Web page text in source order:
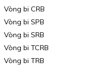
Vòng bi CRB
Vòng bi SPB
Vòng bi SRB
Vòng bi TCRB
Vòng bi TRB